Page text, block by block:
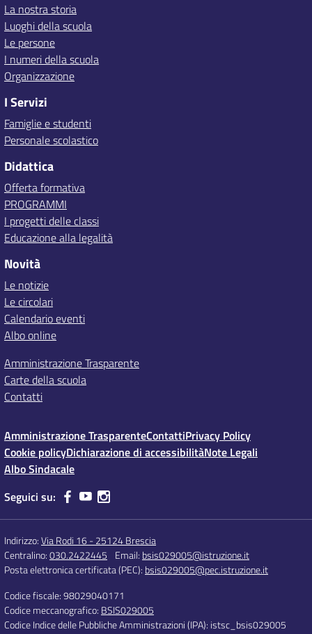
La nostra storia
Luoghi della scuola
Le persone
I numeri della scuola
Organizzazione
I Servizi
Famiglie e studenti
Personale scolastico
Didattica
Offerta formativa
PROGRAMMI
I progetti delle classi
Educazione alla legalità
Novità
Le notizie
Le circolari
Calendario eventi
Albo online
Amministrazione Trasparente
Carte della scuola
Contatti
Amministrazione TrasparenteContattiPrivacy Policy
Cookie policyDichiarazione di accessibilitàNote Legali
Albo Sindacale
Seguici su:
Indirizzo:Via Rodi 16 - 25124 Brescia
Centralino:030.2422445 Email: bsis029005@istruzione.it
Posta elettronica certificata (PEC): bsis029005@pec.istruzione.it
Codice fiscale: 98029040171
Codice meccanografico: BSIS029005
Codice Indice delle Pubbliche Amministrazioni (IPA): istsc_bsis029005